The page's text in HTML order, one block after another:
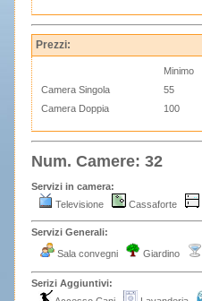
Prezzi:
Minimo
Camera Singola
55
Camera Doppia
100
Num. Camere: 32
Servizi in camera:
Televisione
Cassaforte
Servizi Generali:
Sala convegni
Giardino
Serizi Aggiuntivi: